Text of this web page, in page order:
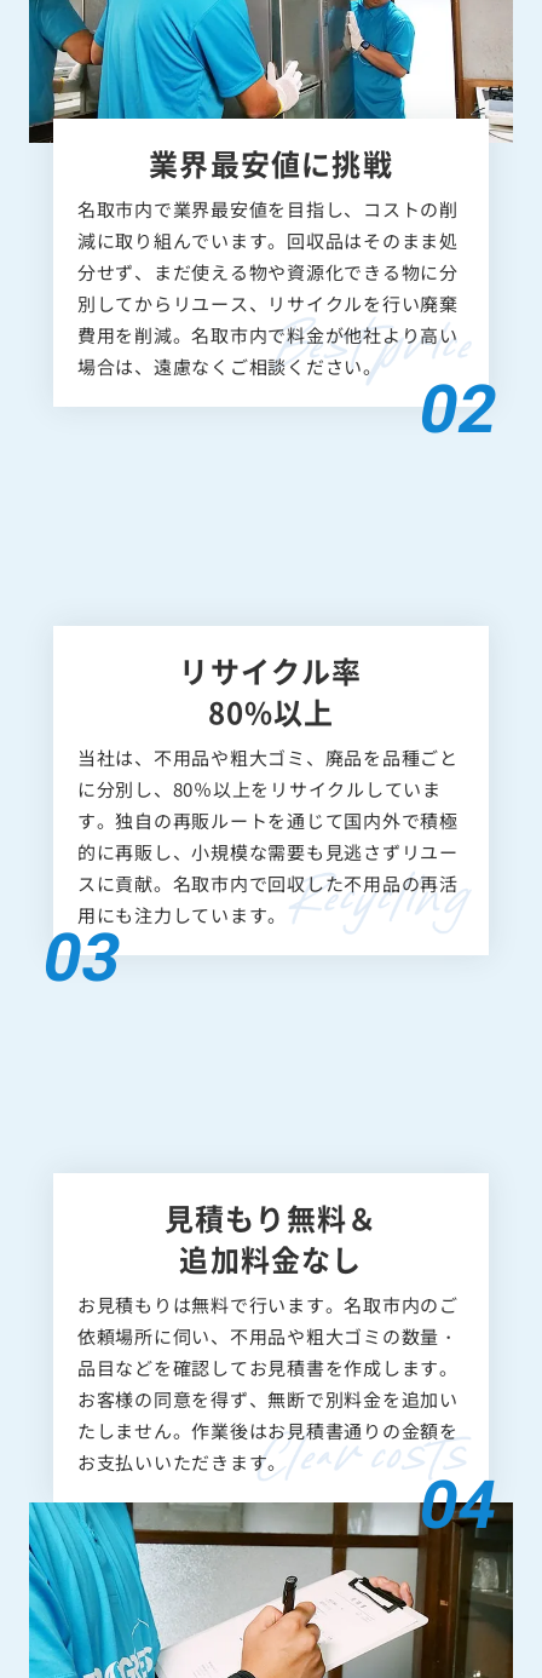
業界最安値に挑戦
名取市内で業界最安値を目指し、コストの削
減に取り組んでいます。回収品はそのまま処
分せず、まだ使える物や資源化できる物に分
別してからリユース、リサイクルを行い廃棄
費用を削減。名取市内で料金が他社より高い
場合は、遠慮なくご相談ください。
リサイクル率
80%以上
当社は、不用品や粗大ゴミ、廃品を品種ごと
に分別し、80％以上をリサイクルしていま
す。独自の再販ルートを通じて国内外で積極
的に再販し、小規模な需要も見逃さずリユー
スに貢献。名取市内で回収した不用品の再活
用にも注力しています。
見積もり無料＆
追加料金なし
お見積もりは無料で行います。名取市内のご
依頼場所に伺い、不用品や粗大ゴミの数量・
品目などを確認してお見積書を作成します。
お客様の同意を得ず、無断で別料金を追加い
たしません。作業後はお見積書通りの金額を
お支払いいただきます。